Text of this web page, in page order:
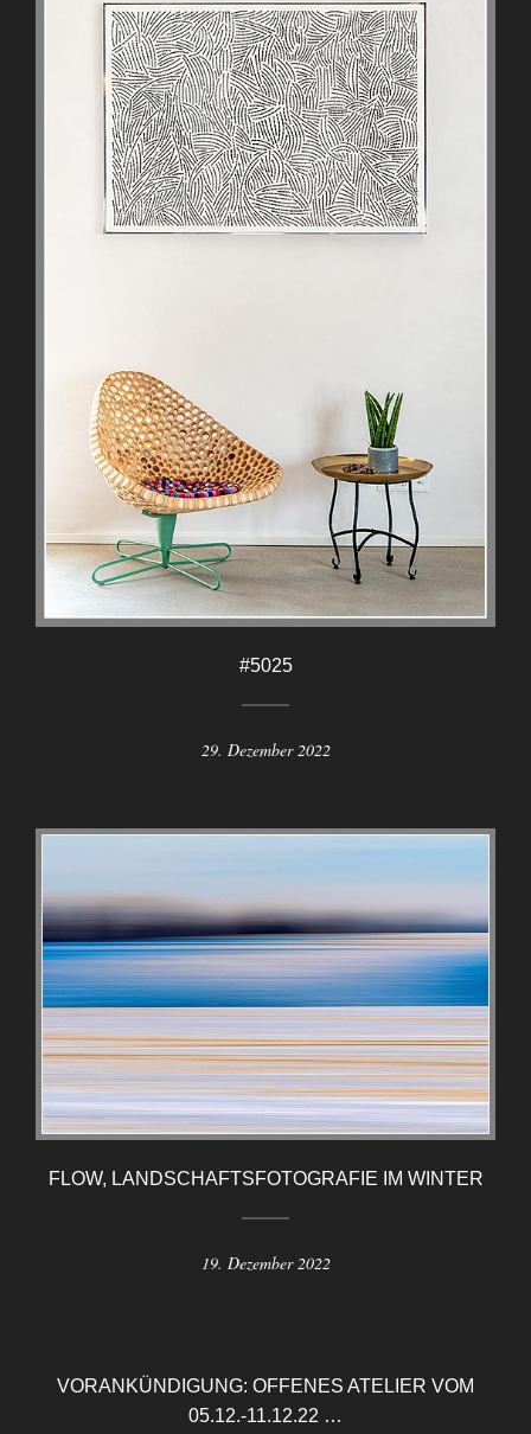
#5025
29. Dezember 2022
FLOW, LANDSCHAFTSFOTOGRAFIE IM WINTER
19. Dezember 2022
VORANKÜNDIGUNG: OFFENES ATELIER VOM
05.12.-11.12.22 …